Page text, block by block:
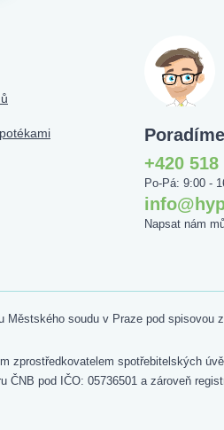
+420 518
Po-Pá: 9:00 -
Napsat nám
soudu v Praze pod spisovou
zprostředkovatelem spotřebitelských
pod IČO: 05736501 a zároveň